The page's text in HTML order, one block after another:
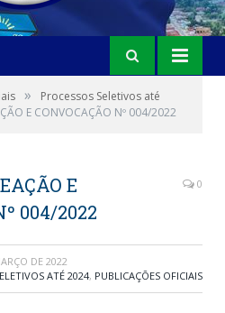
»
Processos Seletivos até
E CONVOCAÇÃO Nº 004/2022
E
004/2022
0
DE 2022
ATÉ 2024, PUBLICAÇÕES OFICIAIS